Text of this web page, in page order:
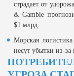
страдает от
& Gamble
$1 млрд.
Морская
несут убытки из-за